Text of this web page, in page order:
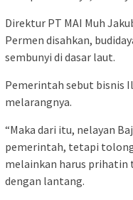
Direktur PT MAI Muh
Permen disahkan,
sembunyi di dasar laut.
Pemerintah sebut bisnis
melarangnya.
“Maka dari itu, nelayan
pemerintah, tetapi
melainkan harus prihatin
dengan lantang.